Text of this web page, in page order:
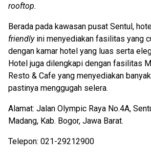
rooftop.
Berada pada kawasan pusat Sentul,
friendlyini menyediakan fasilitas yang
dengan kamar hotel yang luas serta
Hotel juga dilengkapi dengan fasilitas
Resto & Cafe yang menyediakan
pastinya menggugah selera.
Alamat: Jalan Olympic Raya No.4A,
Madang, Kab. Bogor, Jawa Barat.
Telepon: 021-29212900